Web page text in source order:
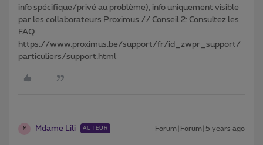
info spécifique/privé au problème), info uniquement visible
par les collaborateurs Proximus // Conseil 2: Consultez les
FAQ
https://www.proximus.be/support/fr/id_zwpr_support/
particuliers/support.html
M Mdame Lili AUTEUR Forum|Forum|5 years ago